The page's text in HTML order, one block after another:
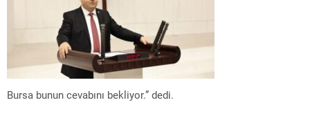
Bursa bunun cevabını bekliyor.” dedi.